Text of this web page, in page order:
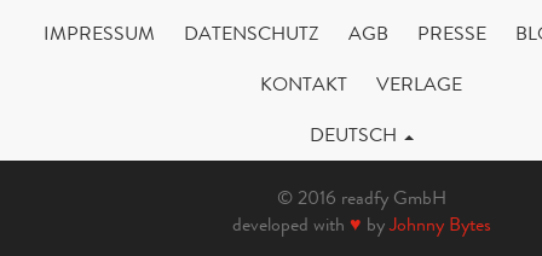
IMPRESSUM DATENSCHUTZ AGB PRESSE
KONTAKT
VERLAGE
DEUTSCH
© 2016 readfy GmbH
developed with ♥ byJohnny Bytes